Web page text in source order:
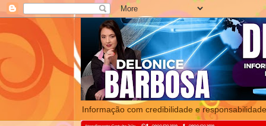
Informação com credibilidade e